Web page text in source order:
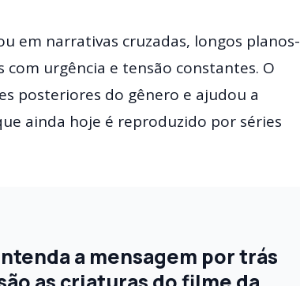
em narrativas cruzadas, longos planos-
urgência e tensão constantes. O
posteriores do gênero e ajudou a
ainda hoje é reproduzido por séries
a mensagem por trás